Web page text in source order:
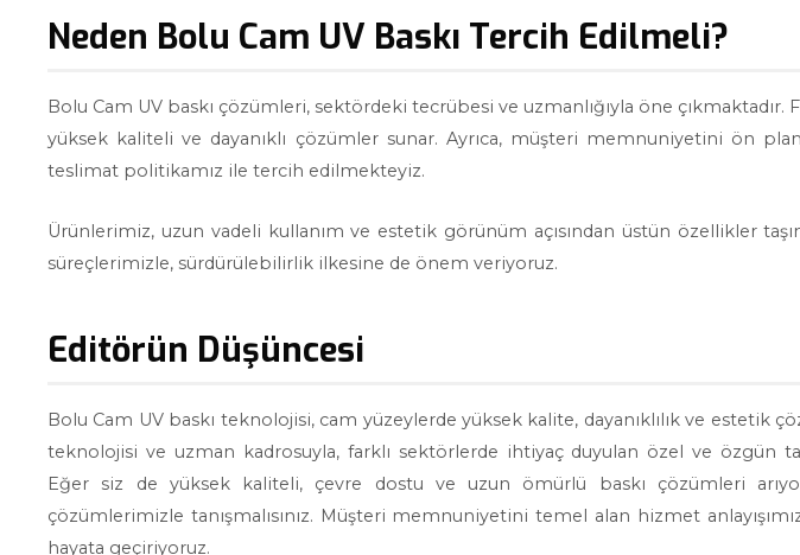
Neden Bolu Cam UV Baskı Tercih Edilmeli?
Bolu Cam UV baskı çözümleri, sektördeki tecrübesi ve uzmanlığıyla öne çıkmaktadır.
yüksek kaliteli ve dayanıklı çözümler sunar. Ayrıca, müşteri memnuniyetini ön
teslimat politikamız ile tercih edilmekteyiz.
Ürünlerimiz, uzun vadeli kullanım ve estetik görünüm açısından üstün özellikler
süreçlerimizle, sürdürülebilirlik ilkesine de önem veriyoruz.
Editörün Düşüncesi
Bolu Cam UV baskı teknolojisi, cam yüzeylerde yüksek kalite, dayanıklılık ve estetik
teknolojisi ve uzman kadrosuyla, farklı sektörlerde ihtiyaç duyulan özel ve özgün
Eğer siz de yüksek kaliteli, çevre dostu ve uzun ömürlü baskı çözümleri
çözümlerimizle tanışmalısınız. Müşteri memnuniyetini temel alan hizmet
hayata geçiriyoruz.